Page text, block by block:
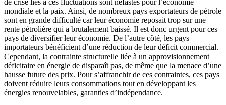
de crise liés à ces fluctuations sont néfastes pour l’économie
mondiale et la paix. Ainsi, de nombreux pays exportateurs de pétrole
sont en grande difficulté car leur économie reposait trop sur une
rente pétrolière qui a brutalement baissé. Il est donc urgent pour ces
pays de diversifier leur économie. De l’autre côté, les pays
importateurs bénéficient d’une réduction de leur déficit commercial.
Cependant, la contrainte structurelle liée à un approvisionnement
déficitaire en énergie de disparaît pas, de même que la menace d’une
hausse future des prix. Pour s’affranchir de ces contraintes, ces pays
doivent réduire leurs consommations tout en développant les
énergies renouvelables, garanties d’indépendance.